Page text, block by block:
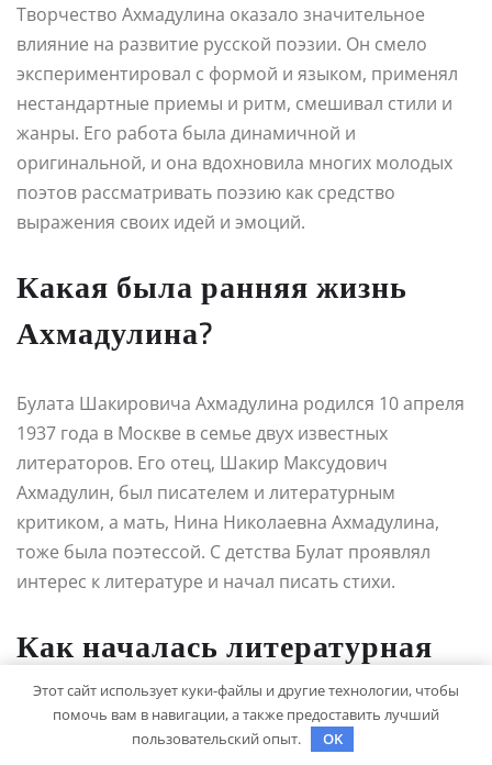
Творчество Ахмадулина оказало значительное
влияние на развитие русской поэзии. Он смело
экспериментировал с формой и языком, применял
нестандартные приемы и ритм, смешивал стили и
жанры. Его работа была динамичной и
оригинальной, и она вдохновила многих молодых
поэтов рассматривать поэзию как средство
выражения своих идей и эмоций.
Какая была ранняя жизнь
Ахмадулина?
Булата Шакировича Ахмадулина родился 10 апреля
1937 года в Москве в семье двух известных
литераторов. Его отец, Шакир Максудович
Ахмадулин, был писателем и литературным
критиком, а мать, Нина Николаевна Ахмадулина,
тоже была поэтессой. С детства Булат проявлял
интерес к литературе и начал писать стихи.
Как началась литературная
карьера Ахмадулина?
Этот сайт использует куки-файлы и другие технологии, чтобы
помочь вам в навигации, а также предоставить лучший
пользовательский опыт.
OK